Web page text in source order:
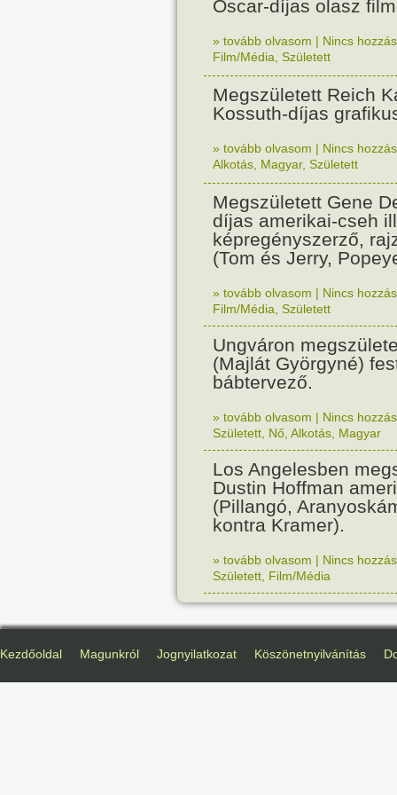
Oscar-díjas olasz
» tovább olvasom | Nincs
Film/Média Született
Megszületett Reich
Kossuth-díjas
» tovább olvasom | Nincs
Alkotás Magyar, Született
Megszületett Gene
díjas amerikai-cseh
képregényszerző,
(Tom és Jerry,
» tovább olvasom | Nincs
Film/Média Született
Ungváron
(Majlát Györgyné)
bábtervező.
» tovább olvasom | Nincs
Született Nő Alkotás Magyar
Los Angelesben
Dustin Hoffman
(Pillangó,
kontra Kramer).
» tovább olvasom | Nincs
Született Film/Média
Kezdőoldal Magunkról Jognyilatkozat Köszönetnyilvánítás